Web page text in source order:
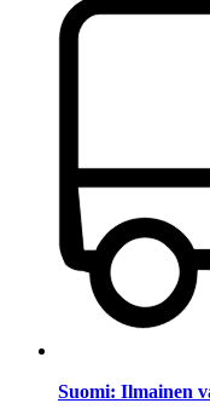
Suomi: Ilmainen